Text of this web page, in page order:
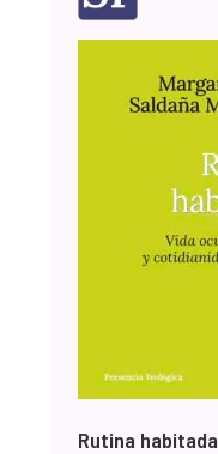
Rutina habitada